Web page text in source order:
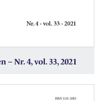
Nr. 4, vol. 33, 2021